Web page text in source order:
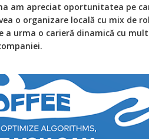
am apreciat oportunitatea pe
o organizare locală cu mix de
a urma o carieră dinamică cu